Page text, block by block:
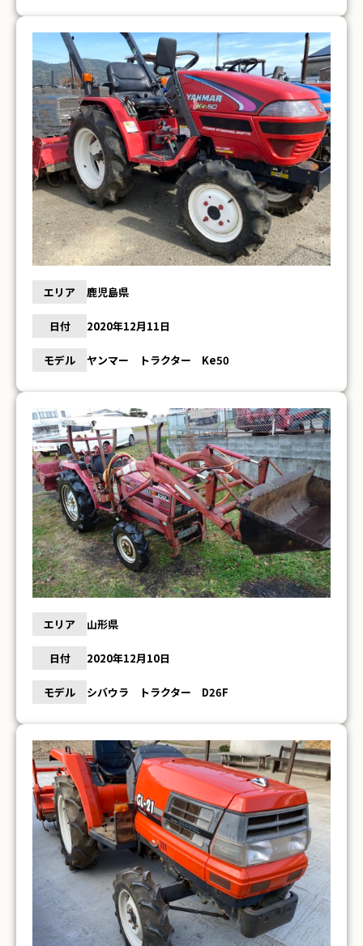
エリア 鹿児島県
日付 2020年12月11日
モデル ヤンマー トラクター Ke50
エリア 山形県
日付 2020年12月10日
モデル シバウラ トラクター D26F